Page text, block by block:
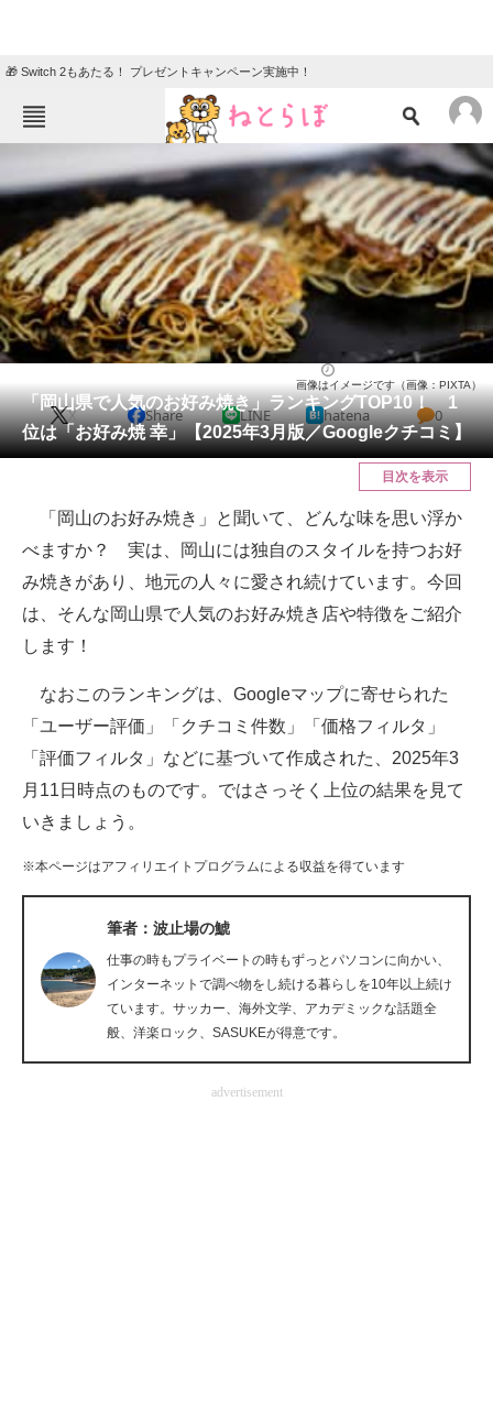
🎁 Switch 2もあたる！ プレゼントキャンペーン実施中！
TOP ニュース
エンタメ クイズ
グルメ 地域
住まい 教育・育児
動物 リサーチ
会員記事
メディア
ITの今と未来を見通す
スマホと通信の最新トレンド
ビジネスと働き方のヒント
企業ITのトレンドを詳説
経営リーダーのコミュニティ
マーケ×ITの今がよく分かる
ITエンジニア向け専門サイト
企業向けIT製品の総合サイト
IT製品の技術・比較・事例
「岡山県で人気のお好み焼き」ランキングTOP10！ 1
位は「お好み焼 幸」【2025年3月版／Googleクチコミ】
画像はイメージです（画像：PIXTA）
X Share LINE hatena 0
目次を表示
「岡山のお好み焼き」と聞いて、どんな味を思い浮か
べますか？ 実は、岡山には独自のスタイルを持つお好
み焼きがあり、地元の人々に愛され続けています。今回
は、そんな岡山県で人気のお好み焼き店や特徴をご紹介
します！
なおこのランキングは、Googleマップに寄せられた
「ユーザー評価」「クチコミ件数」「価格フィルタ」
「評価フィルタ」などに基づいて作成された、2025年3
月11日時点のものです。ではさっそく上位の結果を見て
いきましょう。
※本ページはアフィリエイトプログラムによる収益を得ています
筆者：波止場の鯱
仕事の時もプライベートの時もずっとパソコンに向かい、
インターネットで調べ物をし続ける暮らしを10年以上続け
ています。サッカー、海外文学、アカデミックな話題全
般、洋楽ロック、SASUKEが得意です。
advertisement